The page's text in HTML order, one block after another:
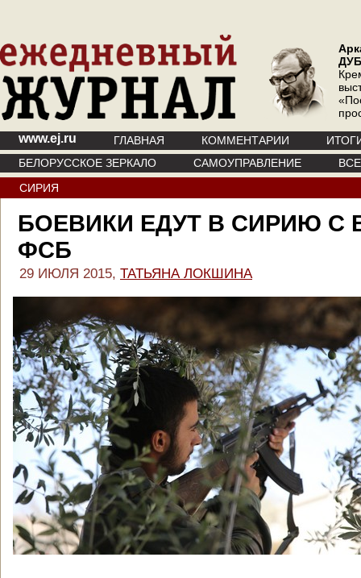
www.ej.ru ГЛАВНАЯ КОММЕНТАРИИ
БЕЛОРУССКОЕ ЗЕРКАЛО
САМОУПРАВЛЕНИЕ
СИРИЯ
БОЕВИКИ ЕДУТ В СИРИЮ С
ФСБ
29 ИЮЛЯ 2015, ТАТЬЯНА ЛОКШИНА